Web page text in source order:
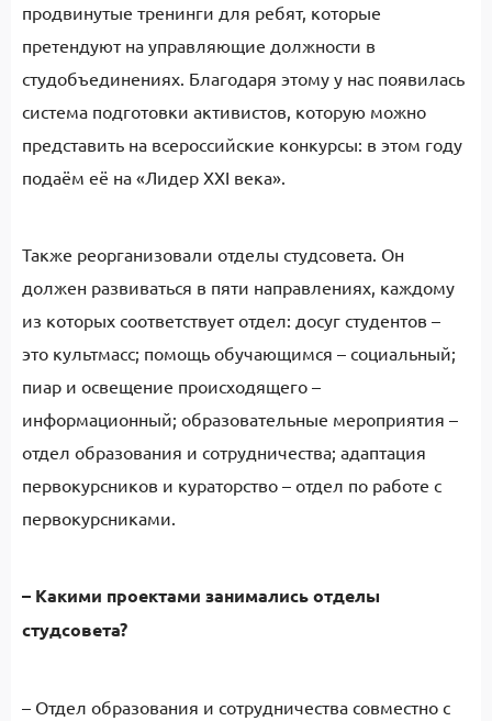
продвинутые тренинги для ребят, которые
претендуют на управляющие должности в
студобъединениях. Благодаря этому у нас появилась
система подготовки активистов, которую можно
представить на всероссийские конкурсы: в этом году
подаём её на «Лидер XXI века».
Также реорганизовали отделы студсовета. Он
должен развиваться в пяти направлениях, каждому
из которых соответствует отдел: досуг студентов –
это культмасс; помощь обучающимся – социальный;
пиар и освещение происходящего –
информационный; образовательные мероприятия –
отдел образования и сотрудничества; адаптация
первокурсников и кураторство – отдел по работе с
первокурсниками.
– Какими проектами занимались отделы
студсовета?
– Отдел образования и сотрудничества совместно с